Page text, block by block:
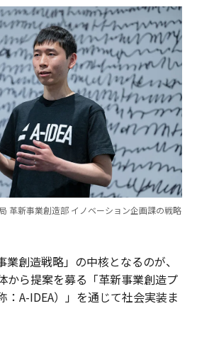
革新事業創造部 イノベーション企画課の戦略
創造戦略」の中核となるのが、
から提案を募る「革新事業創造プ
：A-IDEA）」を通じて社会実装ま